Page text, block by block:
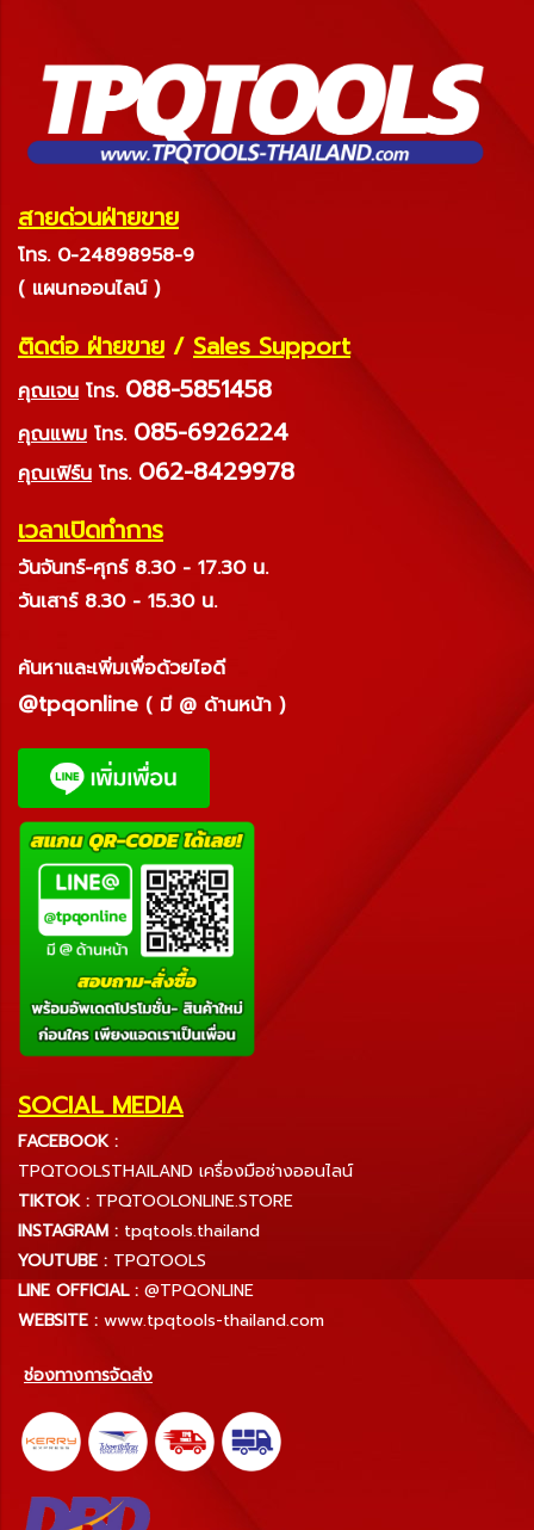
สายด่วนฝ่ายขาย
โทร. 0-24898958-9
( แผนกออนไลน์ )
ติดต่อ ฝ่ายขาย / Sales Support
คุณเจน โทร. 088-5851458
คุณแพม โทร. 085-6926224
คุณเฟิร์น โทร. 062-8429978
เวลาเปิดทำการ
วันจันทร์-ศุกร์ 8.30 - 17.30 น.
วันเสาร์ 8.30 - 15.30 น.
ค้นหาและเพิ่มเพื่อด้วยไอดี
@tpqonline ( มี @ ด้านหน้า )
SOCIAL MEDIA
FACEBOOK :
TPQTOOLSTHAILAND เครื่องมือช่างออนไลน์
TIKTOK : TPQTOOLONLINE.STORE
INSTAGRAM : tpqtools.thailand
YOUTUBE : TPQTOOLS
LINE OFFICIAL : @TPQONLINE
WEBSITE : www.tpqtools-thailand.com
ช่องทางการจัดส่ง